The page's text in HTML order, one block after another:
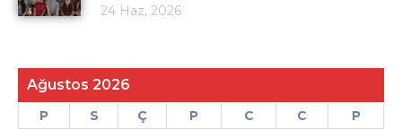
24 Haz, 2026
Ağustos 2026
P S Ç P C C
P